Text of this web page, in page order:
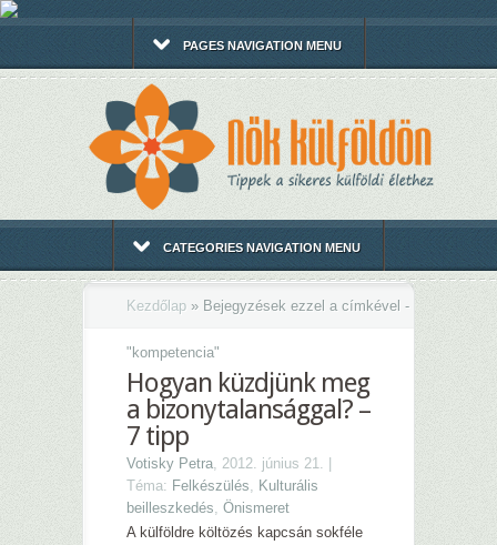
PAGES NAVIGATION MENU
CATEGORIES NAVIGATION MENU
Kezdőlap » Bejegyzések ezzel a címkével -
" kompetencia"
Hogyan küzdjünk meg
a bizonytalansággal? –
7 tipp
Votisky Petra, 2012. június 21. |
Téma: Felkészülés, Kulturális
beilleszkedés, Önismeret
A külföldre költözés kapcsán sokféle